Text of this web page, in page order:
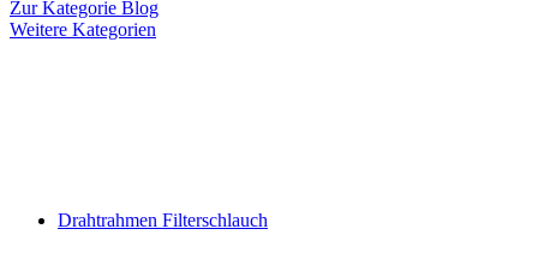
Zur Kategorie Blog
Weitere Kategorien
Drahtrahmen Filterschlauch